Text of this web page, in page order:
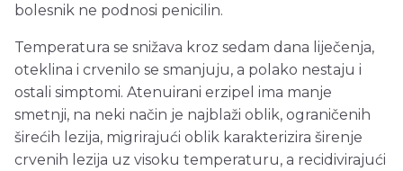
bolesnik ne podnosi penicilin.
Temperatura se snižava kroz sedam dana liječenja,
oteklina i crvenilo se smanjuju, a polako nestaju i
ostali simptomi. Atenuirani erzipel ima manje
smetnji, na neki način je najblaži oblik, ograničenih
širećih lezija, migrirajući oblik karakterizira širenje
crvenih lezija uz visoku temperaturu, a recidivirajući